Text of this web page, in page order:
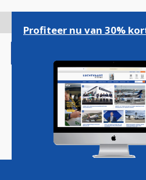
gaan
Magazine
Profiteer nu van 30%